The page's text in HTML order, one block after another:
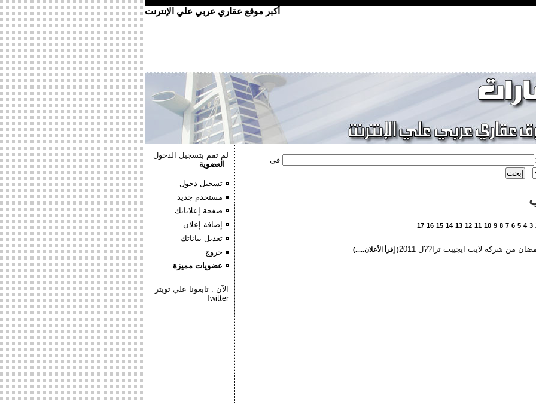
أكبر موقع عقاري عربي علي الإنترنت
لم تقم بتسجيل الدخول
العضوية
تسجيل دخول
مستخدم جديد
صفحة إعلاناتك
إضافة إعلان
تعديل بياناتك
خروج
عضويات مميزة
الآن : تابعونا علي تويتر
Twitter
في
3
4
5
6
7
8
9
10
11
12
13
14
15
16
17
من شركة لايت ايجيبت ترا??ل 2011 ( إقرأ الأعلان.....)